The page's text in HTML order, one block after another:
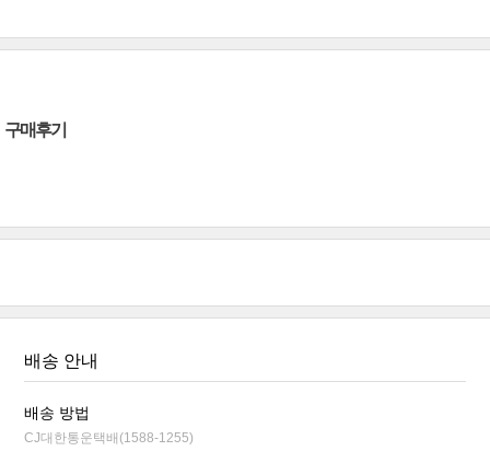
구매후기
배송 안내
배송 방법
CJ대한통운택배(1588-1255)